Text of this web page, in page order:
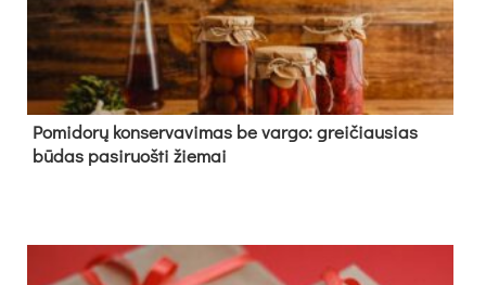
Pomidorų konservavimas be vargo: greičiausias
būdas pasiruošti žiemai